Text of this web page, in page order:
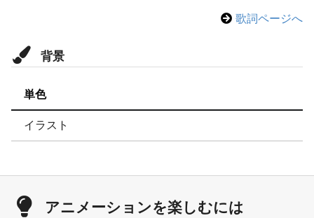
歌詞ページへ
背景
単色
イラスト
アニメーションを楽しむには